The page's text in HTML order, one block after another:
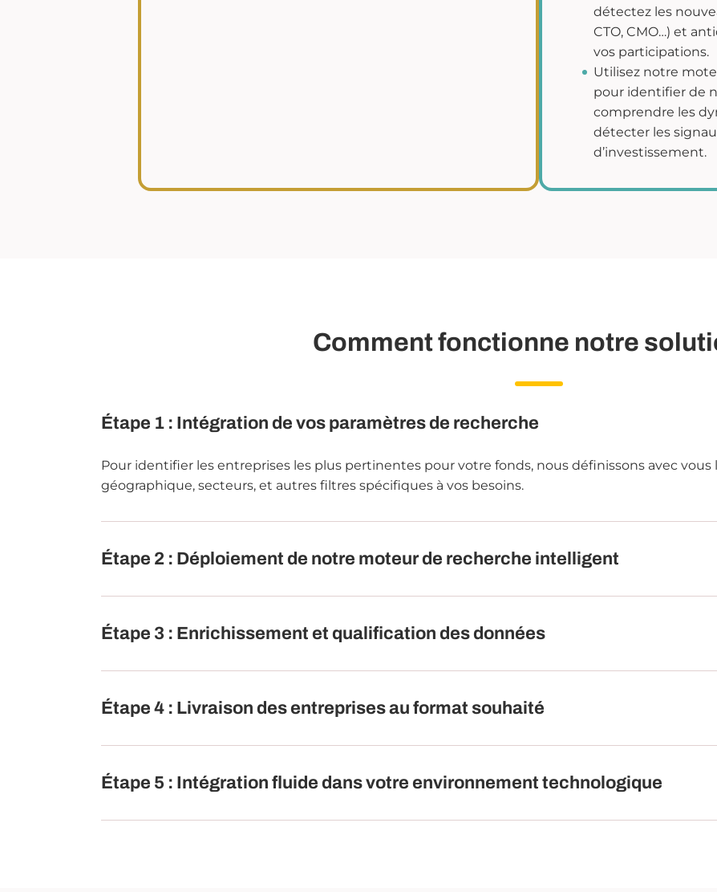
détectez les
CTO, CMO…) et
vos participations.
Utilisez notre
pour identifier de
comprendre les
détecter les
d’investissement.
Comment fonctionne notre
Étape 1 : Intégration de vos paramètres de recherche
Pour identifier les entreprises les plus pertinentes pour votre fonds, nous définissons avec vous
géographique, secteurs, et autres filtres spécifiques à vos besoins.
Étape 2 : Déploiement de notre moteur de recherche intelligent
Étape 3 : Enrichissement et qualification des données
Étape 4 : Livraison des entreprises au format souhaité
Étape 5 : Intégration fluide dans votre environnement technologique